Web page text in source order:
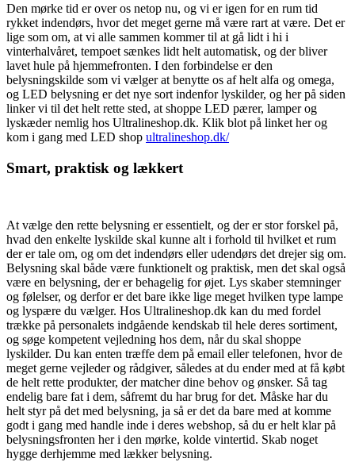
Den mørke tid er over os netop nu, og vi er igen for en rum tid
rykket indendørs, hvor det meget gerne må være rart at være. Det er
lige som om, at vi alle sammen kommer til at gå lidt i hi i
vinterhalvåret, tempoet sænkes lidt helt automatisk, og der bliver
lavet hule på hjemmefronten. I den forbindelse er den
belysningskilde som vi vælger at benytte os af helt alfa og omega,
og LED belysning er det nye sort indenfor lyskilder, og her på siden
linker vi til det helt rette sted, at shoppe LED pærer, lamper og
lyskæder nemlig hos Ultralineshop.dk. Klik blot på linket her og
kom i gang med LED shop ultralineshop.dk/
Smart, praktisk og lækkert
At vælge den rette belysning er essentielt, og der er stor forskel på,
hvad den enkelte lyskilde skal kunne alt i forhold til hvilket et rum
der er tale om, og om det indendørs eller udendørs det drejer sig om.
Belysning skal både være funktionelt og praktisk, men det skal også
være en belysning, der er behagelig for øjet. Lys skaber stemninger
og følelser, og derfor er det bare ikke lige meget hvilken type lampe
og lyspære du vælger. Hos Ultralineshop.dk kan du med fordel
trække på personalets indgående kendskab til hele deres sortiment,
og søge kompetent vejledning hos dem, når du skal shoppe
lyskilder. Du kan enten træffe dem på email eller telefonen, hvor de
meget gerne vejleder og rådgiver, således at du ender med at få købt
de helt rette produkter, der matcher dine behov og ønsker. Så tag
endelig bare fat i dem, såfremt du har brug for det. Måske har du
helt styr på det med belysning, ja så er det da bare med at komme
godt i gang med handle inde i deres webshop, så du er helt klar på
belysningsfronten her i den mørke, kolde vintertid. Skab noget
hygge derhjemme med lækker belysning.